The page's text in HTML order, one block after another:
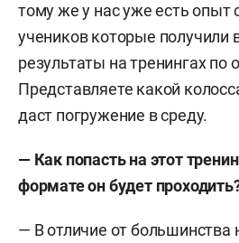
тому же у нас уже есть опыт
учеников которые получили
результаты на тренингах по
Представляете какой
даст погружение в среду.
— Как попасть на этот
формате он будет
— В отличие от большинства